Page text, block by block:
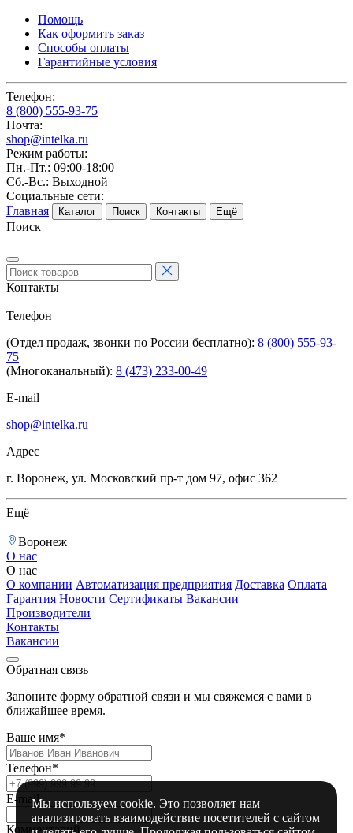
Помощь
Как оформить заказ
Способы оплаты
Гарантийные условия
Телефон:
8 (800) 555-93-75
Почта:
shop@intelka.ru
Режим работы:
Пн.-Пт.: 09:00-18:00
Сб.-Вс.: Выходной
Социальные сети:
Главная
Каталог Поиск Контакты Ещё
Поиск
Контакты
Телефон
(Отдел продаж, звонки по России бесплатно): 8 (800) 555-93-
75
(Многоканальный): 8 (473) 233-00-49
E-mail
shop@intelka.ru
Адрес
г. Воронеж, ул. Московский пр-т дом 97, офис 362
Ещё
Воронеж
О нас
О нас
О компании Автоматизация предприятия Доставка Оплата
Гарантия Новости Сертификаты Вакансии
Производители
Контакты
Вакансии
Обратная связь
Запоните форму обратной связи и мы свяжемся с вами в
ближайшее время.
Ваше имя*
Телефон*
E-mail
Комментарий
Мы используем cookie. Это позволяет нам
анализировать взаимодействие посетителей с сайтом